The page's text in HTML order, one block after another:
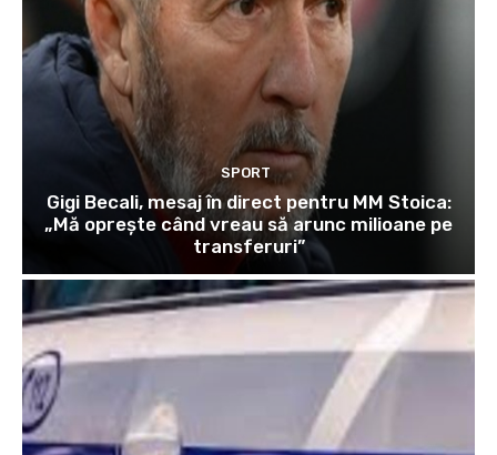
SPORT
Gigi Becali, mesaj în direct pentru MM Stoica:
„Mă oprește când vreau să arunc milioane pe
transferuri”